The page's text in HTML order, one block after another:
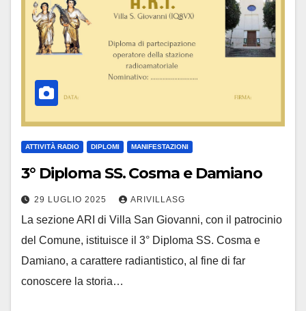
ATTIVITÀ RADIO DIPLOMI MANIFESTAZIONI
3° Diploma SS. Cosma e Damiano
29 LUGLIO 2025 ARIVILLASG
La sezione ARI di Villa San Giovanni, con il patrocinio
del Comune, istituisce il 3° Diploma SS. Cosma e
Damiano, a carattere radiantistico, al fine di far
conoscere la storia…